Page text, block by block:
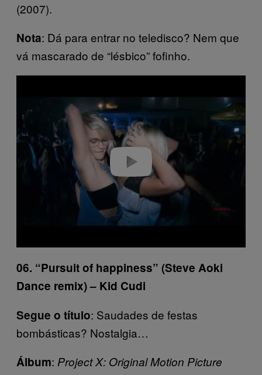
(2007).
Nota: Dá para entrar no teledisco? Nem que
vá mascarado de “lésbico” fofinho.
e
06. “Pursuit of happiness” (Steve Aoki
Dance remix) – Kid Cudi
Segue o título: Saudades de festas
bombásticas? Nostalgia…
Álbum: Project X: Original Motion Picture